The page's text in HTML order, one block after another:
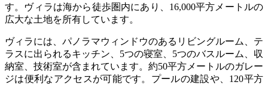
す。ヴィラは海から徒歩圏内にあり、16,000平方メートルの
広大な土地を所有しています。
ヴィラには、パノラマウィンドウのあるリビングルーム、テ
ラスに出られるキッチン、5つの寝室、5つのバスルーム、収
納室、技術室が含まれています。約50平方メートルのガレー
ジは便利なアクセスが可能です。プールの建設や、120平方